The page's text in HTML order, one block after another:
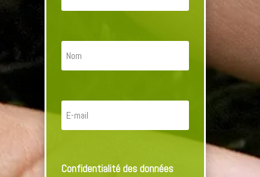
Confidentialité des données